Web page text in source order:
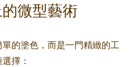
微型藝術
的塗色，而是一門精緻的工
擇：